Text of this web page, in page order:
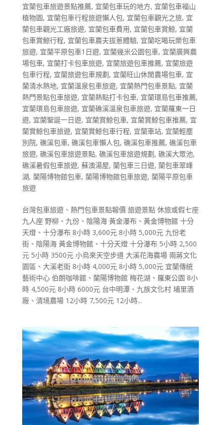
宜蘭包車旅遊景點推薦, 宜蘭包車玩的地方, 宜蘭包車福山
植物園, 宜蘭包車行程旅遊懶人包, 宜蘭包車觀光之旅, 宜
蘭包車觀光工廠旅遊, 宜蘭包車費用, 宜蘭包車賞鯨, 宜蘭
包車賞鯨行程, 宜蘭包車農夫拔蔥體驗, 宜蘭吃喝玩樂包車
旅遊, 宜蘭平原包車1日遊, 宜蘭幾米公園包車, 宜蘭廣興農
場包車, 宜蘭打卡包車旅遊, 宜蘭旅遊包車推薦, 宜蘭旅遊
包車行程, 宜蘭旅遊包車規劃, 宜蘭旺山休閒農場包車, 宜
蘭清水熱地, 宜蘭溫泉包車旅遊, 宜蘭熱門包車景點, 宜蘭
熱門景點包車旅遊, 宜蘭熱點打卡包車, 宜蘭環島包車推薦,
宜蘭環島包車旅遊, 宜蘭礁溪溫泉包車旅遊, 宜蘭羅東一日
遊, 宜蘭聖誕一日遊, 宜蘭賞鯨包車, 宜蘭賞鯨包車推薦, 宜
蘭賞鯨包車旅遊, 宜蘭賞鯨包車行程, 宜蘭車站, 宜蘭輕塵
別院, 礁溪包車, 礁溪包車懶人包, 礁溪包車推薦, 礁溪包車
旅遊, 礁溪包車旅遊景點, 礁溪包車旅遊規劃, 礁溪大眾池,
礁溪暑假包車旅遊, 蘇澳湯屋, 蘭包車三日遊, 蘭包車翠峰
湖, 蘭陽博物館包車, 蘭陽博物館包車旅遊, 蘭陽平原包車
旅遊
台灣包車旅遊、熱門包車景點報價 旅遊景點 休旅或假七座
九人座 野柳、九份、陰陽海 黃金瀑布、黃金博物館 十分
天燈、十分瀑布 8小時 3,600元 8小時 5,000元 九份老
街、陰陽海 黃金博物館、十分天燈 十分瀑布 5小時 2,500
元 5小時 3500元 小烏來天空步道 大溪花海農場 兩蔣文化
園區、大溪老街 8小時 4,000元 8小時 5,000元 宜蘭傳統
藝術中心 伯朗咖啡館、蘭陽博物館 梅花湖、羅東公園 8小
時 4,500元 8小時 6000元 台中明潭、九族文化村 埔里酒
廠、清境農場 12小時 7,500元 12小時...